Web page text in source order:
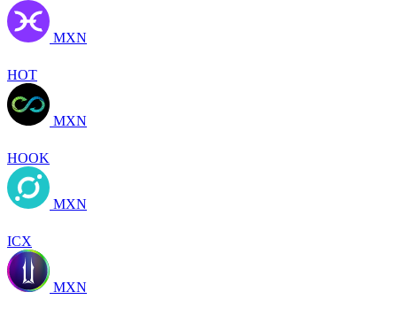
MXN
HOT
MXN
HOOK
MXN
ICX
MXN